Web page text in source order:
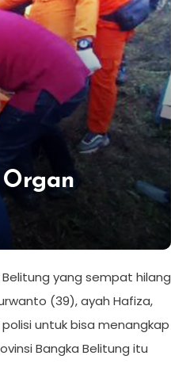
yang sempat hilang
(39), ayah Hafiza,
untuk bisa menangkap
Bangka Belitung itu